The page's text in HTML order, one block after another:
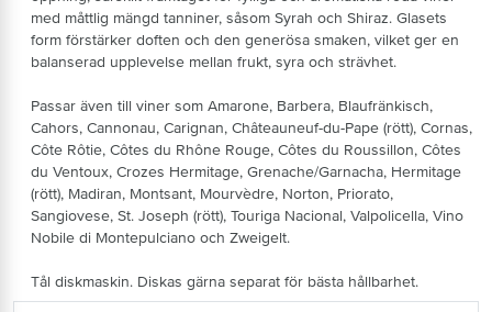
med måttlig mängd tanniner, såsom Syrah och Shiraz. Glasets
form förstärker doften och den generösa smaken, vilket ger en
balanserad upplevelse mellan frukt, syra och strävhet.
Passar även till viner som Amarone, Barbera, Blaufränkisch,
Cahors, Cannonau, Carignan, Châteauneuf-du-Pape (rött), Cornas,
Côte Rôtie, Côtes du Rhône Rouge, Côtes du Roussillon, Côtes
du Ventoux, Crozes Hermitage, Grenache/Garnacha, Hermitage
(rött), Madiran, Montsant, Mourvèdre, Norton, Priorato,
Sangiovese, St. Joseph (rött), Touriga Nacional, Valpolicella, Vino
Nobile di Montepulciano och Zweigelt.
Tål diskmaskin. Diskas gärna separat för bästa hållbarhet.